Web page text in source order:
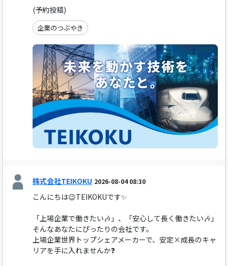
(予約投稿)
企業のつぶやき
株式会社TEIKOKU 2026-08-04 08:30
こんにちは😉TEIKOKUです✨
「上場企業で働きたい🎶」、「安心して長く働きたい🎶」
そんなあなたにぴったりの会社です。
上場企業世界トップシェアメーカーで、安定×成長のキャ
リアを手に入れませんか❓